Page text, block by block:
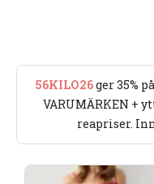
56KILO26ger 35%
VARUMÄRKEN +
reapriser.